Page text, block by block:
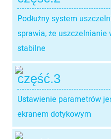
Podłużny system
sprawia, że ​​uszczelnianie
stabilne
część.3
Ustawienie parametrów
ekranem dotykowym